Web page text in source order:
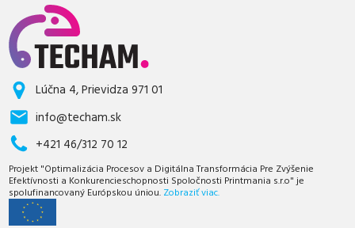
Lúčna 4, Prievidza 971 01
info@techam.sk
+421 46/312 70 12
Projekt "Optimalizácia Procesov a Digitálna Transformácia Pre Zvýšenie
Efektívnosti a Konkurencieschopnosti Spoločnosti Printmania s.r.o" je
spolufinancovaný Európskou úniou. Zobraziť viac.